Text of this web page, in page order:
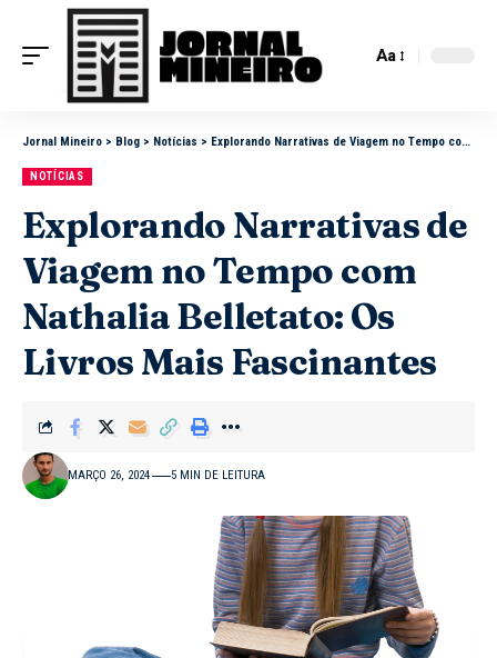
Aa
Jornal Mineiro > Blog > Notícias > Explorando Narrativas de Viagem no Tempo com Nathalia Belletato: Os Livros Mais Fascinantes
NOTÍCIAS
Explorando Narrativas de
Viagem no Tempo com
Nathalia Belletato: Os
Livros Mais Fascinantes
MARÇO 26, 2024 5 MIN DE LEITURA